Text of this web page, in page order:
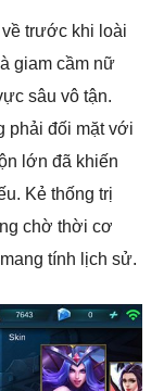
trước khi loài
giam cầm nữ
sâu vô tận.
phải đối mặt với
lớn đã khiến
Kẻ thống trị
chờ thời cơ
tính lịch sử.